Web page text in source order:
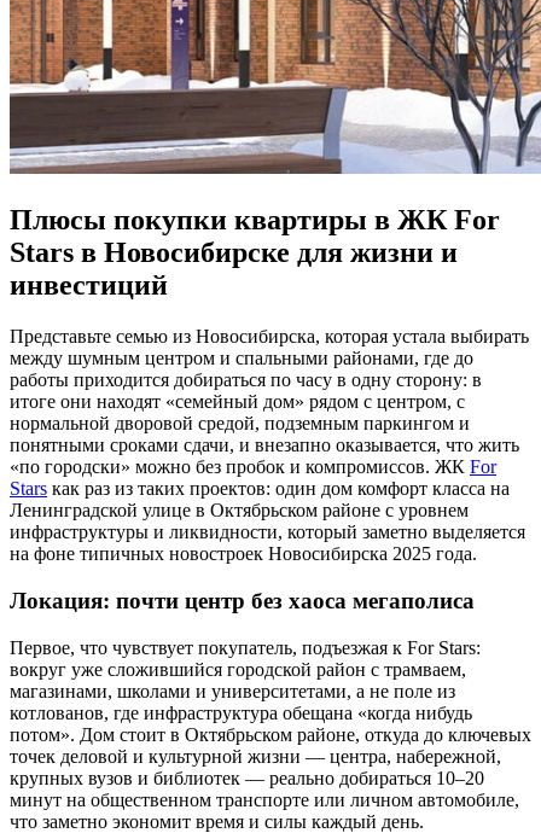
Плюсы покупки квартиры в ЖК For
Stars в Новосибирске для жизни и
инвестиций
Представьте семью из Новосибирска, которая устала выбирать
между шумным центром и спальными районами, где до
работы приходится добираться по часу в одну сторону: в
итоге они находят «семейный дом» рядом с центром, с
нормальной дворовой средой, подземным паркингом и
понятными сроками сдачи, и внезапно оказывается, что жить
«по городски» можно без пробок и компромиссов. ЖК For
Stars как раз из таких проектов: один дом комфорт класса на
Ленинградской улице в Октябрьском районе с уровнем
инфраструктуры и ликвидности, который заметно выделяется
на фоне типичных новостроек Новосибирска 2025 года.
Локация: почти центр без хаоса мегаполиса
Первое, что чувствует покупатель, подъезжая к For Stars:
вокруг уже сложившийся городской район с трамваем,
магазинами, школами и университетами, а не поле из
котлованов, где инфраструктура обещана «когда нибудь
потом». Дом стоит в Октябрьском районе, откуда до ключевых
точек деловой и культурной жизни — центра, набережной,
крупных вузов и библиотек — реально добираться 10–20
минут на общественном транспорте или личном автомобиле,
что заметно экономит время и силы каждый день.